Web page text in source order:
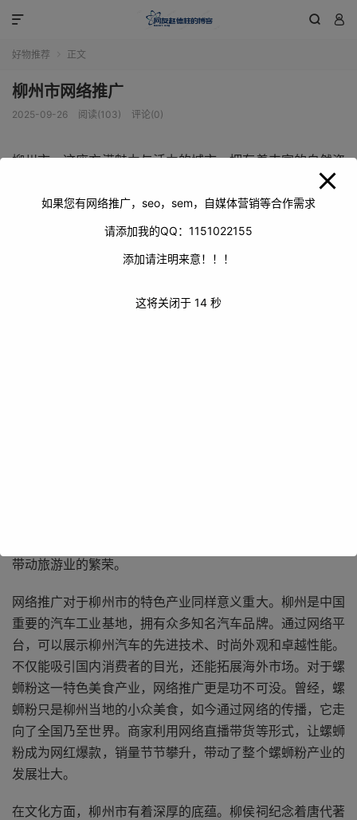
 

好物推荐 正文
柳州市网络推广
2025-09-26 阅读(103) 评论(0)
柳州市，这座充满魅力与活力的城市，拥有着丰富的自然资
源、独特的人文景观以及蓬勃发展的产业。在当今数字化时
代，网络推广对于柳州市的发展起着至关重要的作用。通过
网络推广，柳州市能够更好地展示自身的特色与优势，吸引
带动旅游业的繁荣。
网络推广对于柳州市的特色产业同样意义重大。柳州是中国
重要的汽车工业基地，拥有众多知名汽车品牌。通过网络平
台，可以展示柳州汽车的先进技术、时尚外观和卓越性能。
不仅能吸引国内消费者的目光，还能拓展海外市场。对于螺
蛳粉这一特色美食产业，网络推广更是功不可没。曾经，螺
蛳粉只是柳州当地的小众美食，如今通过网络的传播，它走
向了全国乃至世界。商家利用网络直播带货等形式，让螺蛳
粉成为网红爆款，销量节节攀升，带动了整个螺蛳粉产业的
发展壮大。
在文化方面，柳州市有着深厚的底蕴。柳侯祠纪念着唐代著
如果您有网络推广，seo，sem，自媒体营销等合作需求
请添加我的QQ：1151022155
添加请注明来意！！！
这将关闭于 14 秒